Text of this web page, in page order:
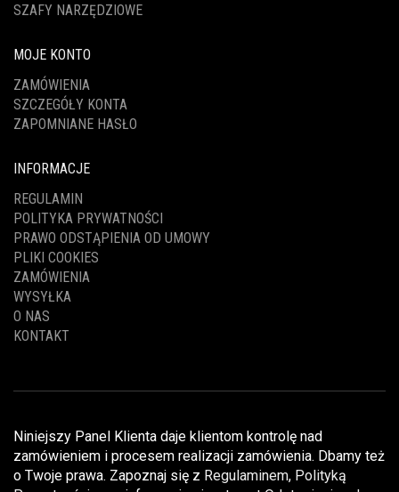
SZAFY NARZĘDZIOWE
MOJE KONTO
ZAMÓWIENIA
SZCZEGÓŁY KONTA
ZAPOMNIANE HASŁO
INFORMACJE
REGULAMIN
POLITYKA PRYWATNOŚCI
PRAWO ODSTĄPIENIA OD UMOWY
PLIKI COOKIES
ZAMÓWIENIA
WYSYŁKA
O NAS
KONTAKT
Niniejszy Panel Klienta daje klientom kontrolę nad
zamówieniem i procesem realizacji zamówienia. Dbamy też
o Twoje prawa. Zapoznaj się z Regulaminem, Polityką